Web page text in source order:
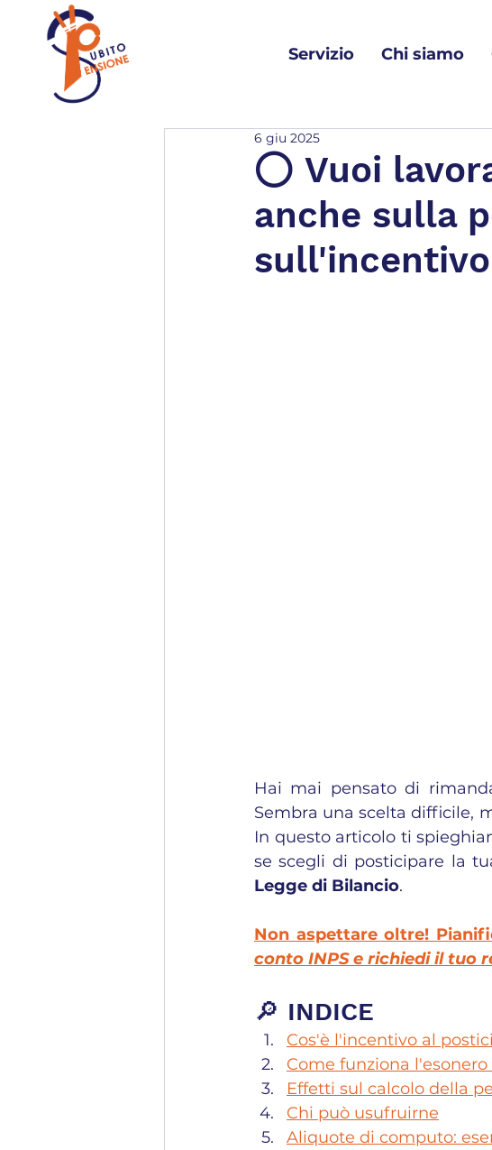
Servizio Chi siamo
⭕️ Vuoi
anche sulla
sull'incentivo
6 giu 2025
Hai mai pensato di
Sembra una scelta difficile,
In questo articolo ti
se scegli di posticipare la
Legge di Bilancio.
Non aspettare oltre!
conto INPS e richiedi il tuo
🔎 INDICE
Cos'è l'incentivo al
Come funziona
Effetti sul calcolo della
Chi può usufruirne
Aliquote di computo: